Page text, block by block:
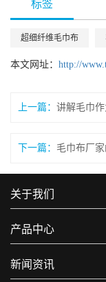
标签
超细纤维毛巾布
本文网址： http://
上一篇：
下一篇：
关于我们
产品中心
新闻资讯